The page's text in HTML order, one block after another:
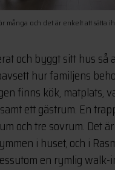
många och det är enkelt att sätta
och byggt sitt hus så
hur familjens
finns kök, matplats,
ett gästrum. En
och tre sovrum. Det
i huset, och i
en rymlig walk-